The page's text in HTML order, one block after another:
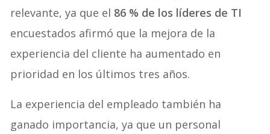
relevante, ya que el 86 % de los líderes de TI
encuestados afirmó que la mejora de la
experiencia del cliente ha aumentado en
prioridad en los últimos tres años.
La experiencia del empleado también ha
ganado importancia, ya que un personal